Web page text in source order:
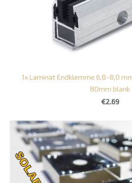
1x Laminat Endklemme 6,8-8,0
80mm blank
€2.69